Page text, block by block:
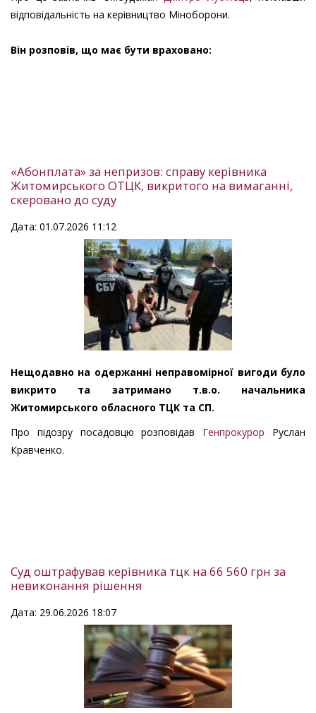
відповідальність на керівництво Міноборони.
Він розповів, що має бути враховано:
«Абонплата» за непризов: справу керівника
Житомирського ОТЦК, викритого на вимаганні,
скеровано до суду
Дата: 01.07.2026 11:12
Нещодавно на одержанні неправомірної вигоди було
викрито та затримано т.в.о. начальника
Житомирського обласного ТЦК та СП.
Про підозру посадовцю розповідав Генпрокурор Руслан
Кравченко.
Суд оштрафував керівника тцк на 66 560 грн за
невиконання рішення
Дата: 29.06.2026 18:07